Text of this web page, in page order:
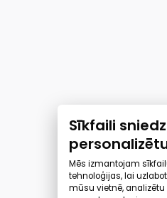
Sīkfaili
Mēs izmantojam
tehnoloģijas, lai
mūsu vietnē,